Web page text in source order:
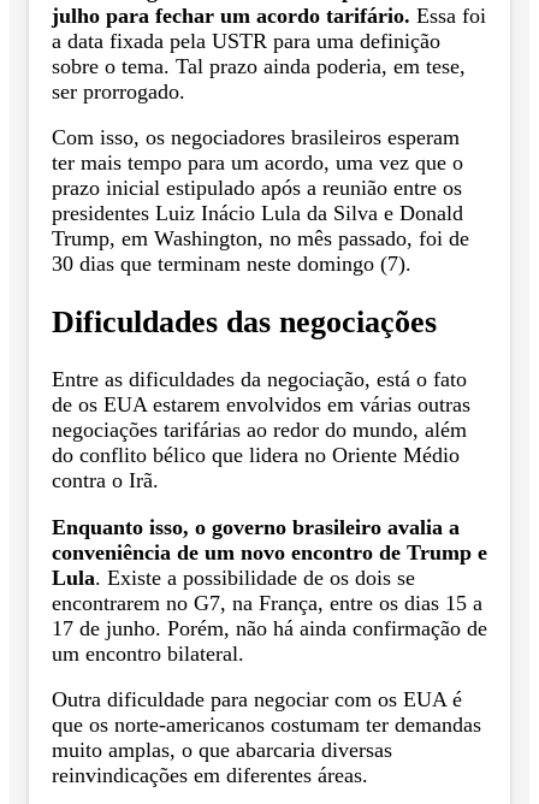
julho para fechar um acordo tarifário. Essa foi
a data fixada pela USTR para uma definição
sobre o tema. Tal prazo ainda poderia, em tese,
ser prorrogado.
Com isso, os negociadores brasileiros esperam
ter mais tempo para um acordo, uma vez que o
prazo inicial estipulado após a reunião entre os
presidentes Luiz Inácio Lula da Silva e Donald
Trump, em Washington, no mês passado, foi de
30 dias que terminam neste domingo (7).
Dificuldades das negociações
Entre as dificuldades da negociação, está o fato
de os EUA estarem envolvidos em várias outras
negociações tarifárias ao redor do mundo, além
do conflito bélico que lidera no Oriente Médio
contra o Irã.
Enquanto isso, o governo brasileiro avalia a
conveniência de um novo encontro de Trump e
Lula. Existe a possibilidade de os dois se
encontrarem no G7, na França, entre os dias 15 a
17 de junho. Porém, não há ainda confirmação de
um encontro bilateral.
Outra dificuldade para negociar com os EUA é
que os norte-americanos costumam ter demandas
muito amplas, o que abarcaria diversas
reinvindicações em diferentes áreas.